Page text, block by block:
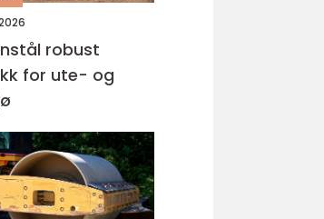
robust
for ute- og